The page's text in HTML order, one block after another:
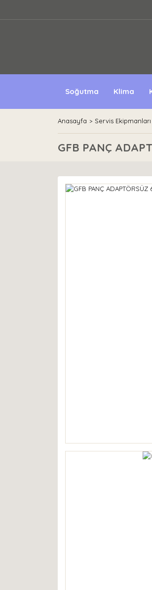
Soğutma Klima
Anasayfa Servis Ekipmanları
GFB PANÇ